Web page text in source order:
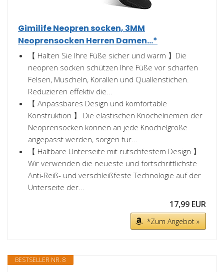
Gimilife Neopren socken, 3MM
Neoprensocken Herren Damen...*
【 Halten Sie Ihre Füße sicher und warm 】Die
neopren socken schützen Ihre Füße vor scharfen
Felsen, Muscheln, Korallen und Quallenstichen.
Reduzieren effektiv die...
【 Anpassbares Design und komfortable
Konstruktion 】 Die elastischen Knöchelriemen der
Neoprensocken können an jede Knöchelgröße
angepasst werden, sorgen für...
【 Haltbare Unterseite mit rutschfestem Design 】
Wir verwenden die neueste und fortschrittlichste
Anti-Reiß- und verschleißfeste Technologie auf der
Unterseite der...
17,99 EUR
*Zum Angebot »
BESTSELLER NR. 8